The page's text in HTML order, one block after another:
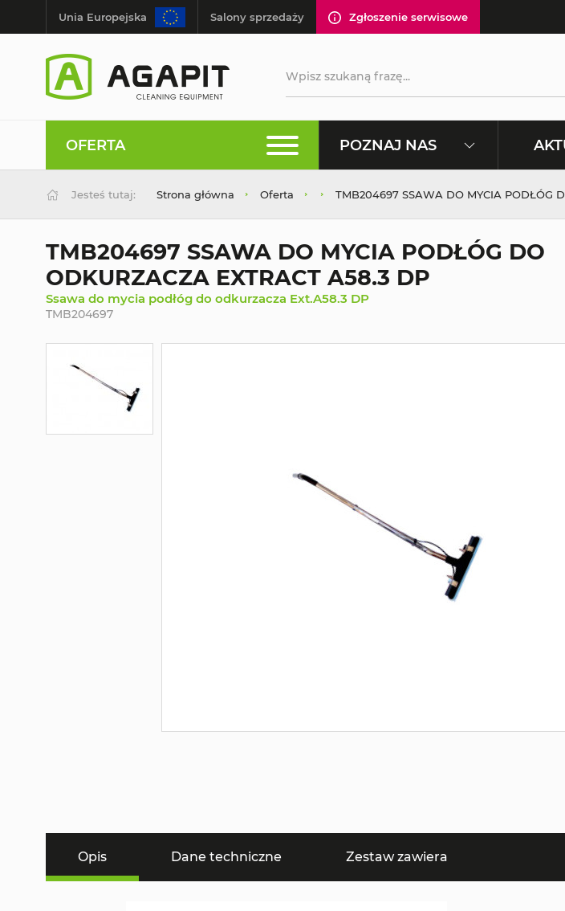
Unia Europejska Salony sprzedaży Zgłoszenie serwisowe
OFERTA POZNAJ NAS
Jesteś tutaj: Strona główna Oferta TMB204697 SSAWA DO MYCIA PODŁÓG
TMB204697 SSAWA DO MYCIA PODŁÓG DO
ODKURZACZA EXTRACT A58.3 DP
Ssawa do mycia podłóg do odkurzacza Ext.A58.3 DP
TMB204697
Opis Dane techniczne Zestaw zawiera